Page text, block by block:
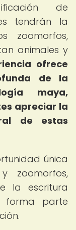
de
tendrán la
zoomorfos,
animales y
ofrece
de la
maya,
apreciar la
de estas
única
zoomorfos,
la escritura
parte